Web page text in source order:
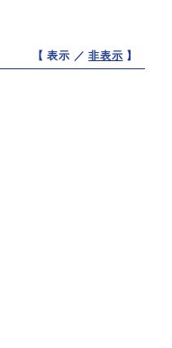
【 表示 ／非表示 】